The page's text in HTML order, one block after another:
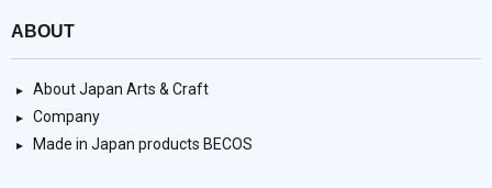
ABOUT
About Japan Arts & Craft
Company
Made in Japan products BECOS